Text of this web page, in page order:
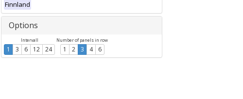
Finnland
Options
Intervall
1 3 6 12 24
Number of panels in row
1 2 3 4 6